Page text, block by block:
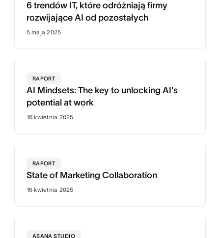
6 trendów IT, które odróżniają firmy
rozwijające AI od pozostałych
5 maja 2025
RAPORT
AI Mindsets: The key to unlocking AI's
potential at work
16 kwietnia 2025
RAPORT
State of Marketing Collaboration
16 kwietnia 2025
ASANA STUDIO